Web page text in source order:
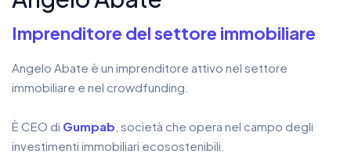
Imprenditore del settore immobiliare
Angelo Abate è un imprenditore attivo nel settore
immobiliare e nel crowdfunding.
È CEO di Gumpab , società che opera nel campo degli
investimenti immobiliari ecosostenibili.